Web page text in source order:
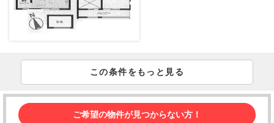
この条件をもっと見る
ご希望の物件が見つからない方！